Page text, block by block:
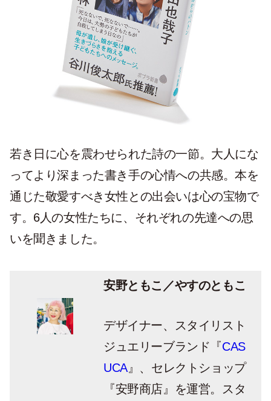
若き日に心を震わせられた詩の一節。大人にな
ってより深まった書き手の心情への共感。本を
通じた敬愛すべき女性との出会いは心の宝物で
す。6人の女性たちに、それぞれの先達への思
いを聞きました。
安野ともこ／やすのともこ
デザイナー、スタイリスト
ジュエリーブランド『CAS
UCA』、セレクトショップ
『安野商店』を運営。スタ